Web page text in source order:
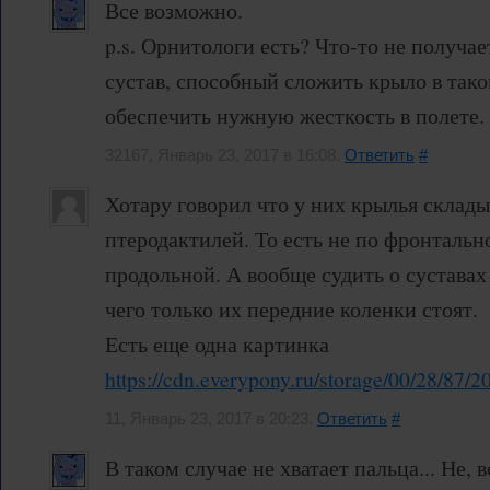
Все возможно.
p.s. Орнитологи есть? Что-то не
сустав, способный сложить крыло в
обеспечить нужную жесткость в полете.
Ответить #
Хотару говорил что у них крылья
птеродактилей. То есть не по
продольной. А вообще судить о
чего только их передние коленки стоят.
Есть еще одна картинка
https://cdn.everypony.ru/storage/00/28/87/
Ответить #
В таком случае не хватает пальца... Не,